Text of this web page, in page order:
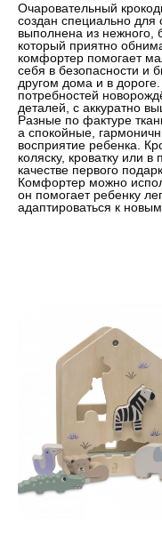
Очаровательный
создан специально
выполнена из нежного,
который приятно
комфортер помогает
себя в безопасности и
другом дома и в
потребностей
деталей, с аккуратно
Разные по фактуре
а спокойные,
восприятие ребенка.
коляску, кроватку или
качестве первого
Комфортер можно
он помогает ребенку
адаптироваться к